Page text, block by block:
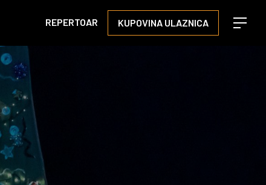
REPERTOAR KUPOVINA ULAZNICA
Open